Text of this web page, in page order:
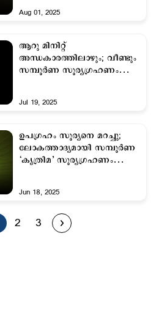
Aug 01, 2025
ആറു മിനിറ്റ്
അന്ധകാരത്തിലാഴും; വീണ്ടും
സമ്പൂര്‍ണ സൂര്യഗ്രഹണം
Jul 19, 2025
ഉപഗ്രഹം സൂര്യനെ മറച്ചു;
ലോകത്താദ്യമായി സമ്പൂര്‍ണ
‘കൃത്രിമ’ സൂര്യഗ്രഹണം
Jun 18, 2025
2 3